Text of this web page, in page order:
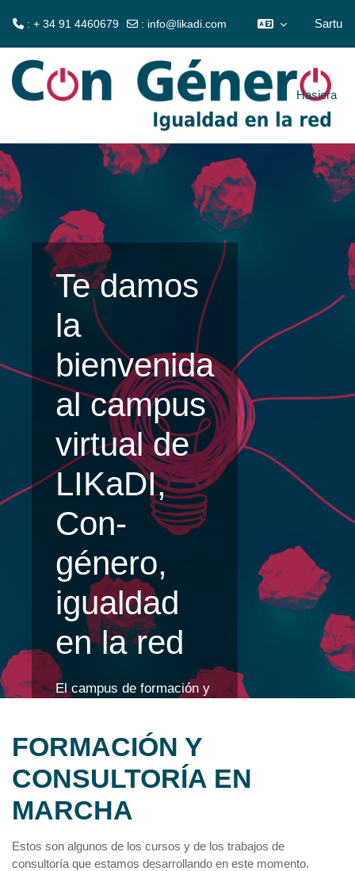
: + 34 91 4460679 : info@likadi.com Sartu
Hasiera
Te damos
la
bienvenida
al campus
virtual de
LIKaDI,
Con-
género,
igualdad
en la red
El campus de formación y
diseñado para fomentar el
diálogo,el aprendizaje y la
colaboración en la
promoción de la igualdad
entre mujeres y hombres.
FORMACIÓN Y
CONSULTORÍA EN
MARCHA
Estos son algunos de los cursos y de los trabajos de
consultoría que estamos desarrollando en este momento.